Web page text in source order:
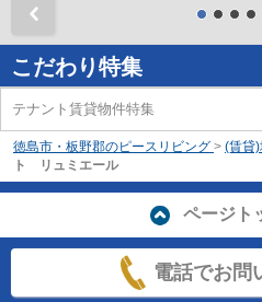
こだわり特集
テナント賃貸物件特集
徳島市・板野郡のピースリビング > (賃貸
ト リュミエール
ページト
電話でお問